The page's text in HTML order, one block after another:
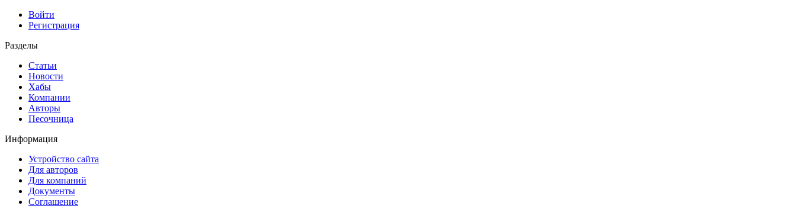
Войти
Регистрация
Разделы
Статьи
Новости
Хабы
Компании
Авторы
Песочница
Информация
Устройство сайта
Для авторов
Для компаний
Документы
Соглашение